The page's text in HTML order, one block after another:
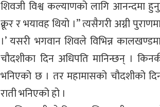
शिवजी विश्व कल्याणको लागि आनन्दमा
क्रूर र भयावह थियो ।” त्यसैगरी अग्नी
।’ यसरी भगवान शिवले विभिन्न
चौदशीका दिन अधिपति मानिन्छन् ।
भनिएको छ । तर महामासको चौदशीको
राती भनिएको हो ।